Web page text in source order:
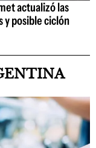
actualizó las
y posible ciclón